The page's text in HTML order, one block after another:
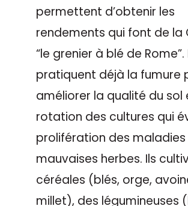
permettent d’obtenir les
rendements qui font de la
“le grenier à blé de Rome”.
pratiquent déjà la fumure
améliorer la qualité du sol
rotation des cultures qui
prolifération des
mauvaises herbes. Ils
céréales (blés, orge,
millet), des légumineuses